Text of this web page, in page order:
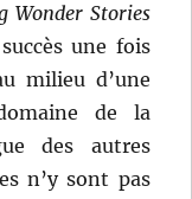
Wonder Stories
une fois
milieu d’une
de la
des autres
n’y sont pas